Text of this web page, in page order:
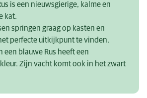
is een nieuwsgierige, kalme en
kat.
springen graag op kasten en
perfecte uitkijkpunt te vinden.
een blauwe Rus heeft een
Zijn vacht komt ook in het zwart